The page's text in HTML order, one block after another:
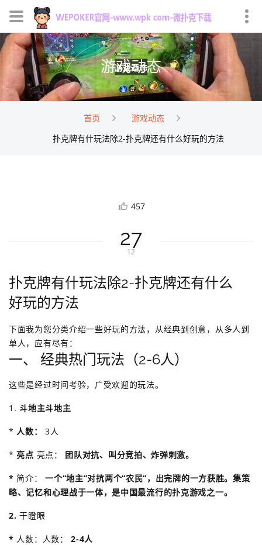
游戏动态
首页
游戏动态
扑克牌有什玩法除2-扑克牌还有什么好玩的方法
457
27
12
扑克牌有什玩法除2-扑克牌还有什么
好玩的方法
下面我为您分类介绍一些好玩的方法，从经典到创意，从多人到
单人，应有尽有：
一、 经典热门玩法（2-6人）
这些是经过时间考验，广受欢迎的玩法。
1. 斗地主斗地主
* 人数： 3人
*亮点 亮点： 团队对抗、叫分竞拍、炸弹刺激。
*简介：
一个“地主”对抗两个“农民”，出完牌的一方获胜。集策
略、记忆和心理战于一体，是中国最流行的扑克游戏之一。
2.干瞪眼
* 人数：人数： 2-4人